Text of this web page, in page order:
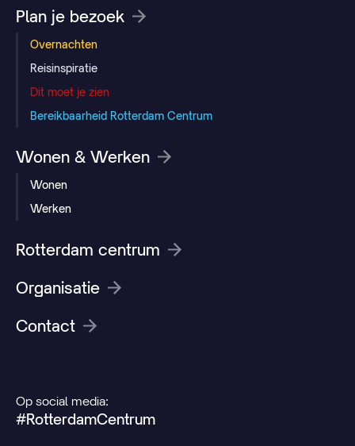
Plan je bezoek
Overnachten
Reisinspiratie
Dit moet je zien
Bereikbaarheid Rotterdam Centrum
Wonen & Werken
Wonen
Werken
Rotterdam centrum
Organisatie
Contact
Op social media:
#RotterdamCentrum